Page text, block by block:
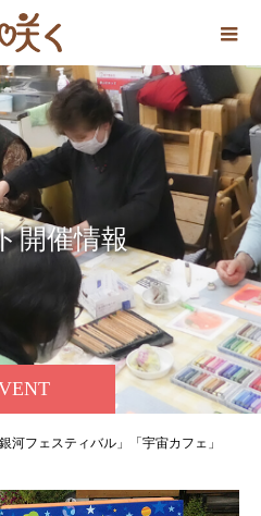
開催情報
河フェスティバル」「宇宙カフェ」